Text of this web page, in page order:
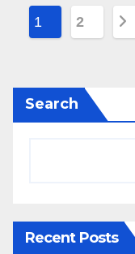
P
s
t
a
1 2
Search
Recent Posts